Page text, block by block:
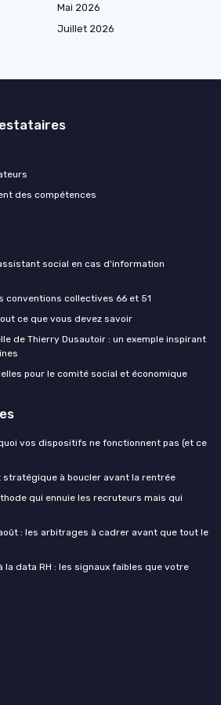
Mai 2026
Juillet 2026
des compétences
social en cas d'information
conventions collectives 66 et 51
ce que vous devez savoir
de Thierry Dusautoir : un exemple inspirant
pour le comité social et économique
vos dispositifs ne fonctionnent pas (et ce
stratégique à boucler avant la rentrée
qui ennuie les recruteurs mais qui
: les arbitrages à cadrer avant que tout le
la data RH : les signaux faibles que votre